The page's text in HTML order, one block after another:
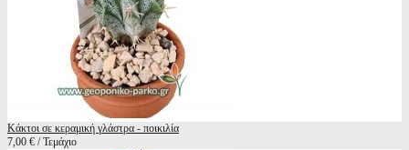
Κάκτοι σε κεραμική γλάστρα - ποικιλία
7,00 € / Τεμάχιο